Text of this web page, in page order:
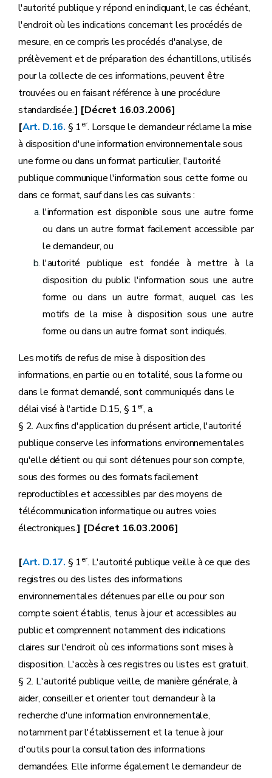
l'autorité publique y répond en indiquant, le cas échéant,
l'endroit où les indications concernant les procédés de
mesure, en ce compris les procédés d'analyse, de
prélèvement et de préparation des échantillons, utilisés
pour la collecte de ces informations, peuvent être
trouvées ou en faisant référence à une procédure
standardisée.] [Décret 16.03.2006]
[Art. D.16. § 1er. Lorsque le demandeur réclame la mise
à disposition d'une information environnementale sous
une forme ou dans un format particulier, l'autorité
publique communique l'information sous cette forme ou
dans ce format, sauf dans les cas suivants :
l'information est disponible sous une autre forme
ou dans un autre format facilement accessible par
le demandeur, ou
l'autorité publique est fondée à mettre à la
disposition du public l'information sous une autre
forme ou dans un autre format, auquel cas les
motifs de la mise à disposition sous une autre
forme ou dans un autre format sont indiqués.
Les motifs de refus de mise à disposition des
informations, en partie ou en totalité, sous la forme ou
dans le format demandé, sont communiqués dans le
délai visé à l'article D.15, § 1er, a.
§ 2. Aux fins d'application du présent article, l'autorité
publique conserve les informations environnementales
qu'elle détient ou qui sont détenues pour son compte,
sous des formes ou des formats facilement
reproductibles et accessibles par des moyens de
télécommunication informatique ou autres voies
électroniques.] [Décret 16.03.2006]
[Art. D.17. § 1er. L'autorité publique veille à ce que des
registres ou des listes des informations
environnementales détenues par elle ou pour son
compte soient établis, tenus à jour et accessibles au
public et comprennent notamment des indications
claires sur l'endroit où ces informations sont mises à
disposition. L'accès à ces registres ou listes est gratuit.
§ 2. L'autorité publique veille, de manière générale, à
aider, conseiller et orienter tout demandeur à la
recherche d'une information environnementale,
notamment par l'établissement et la tenue à jour
d'outils pour la consultation des informations
demandées. Elle informe également le demandeur de